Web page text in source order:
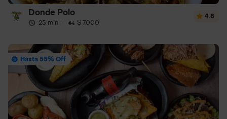
Donde Polo
25 min · $ 7000
4.8
Hasta 55% Off